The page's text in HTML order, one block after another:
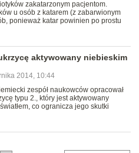
zakatarzonym pacjentom.
u osób z katarem (z zabarwionym
ponieważ katar powinien po prostu
aktywowany niebieskim
2014, 10:44
zespół naukowców opracował
typu 2., który jest aktywowany
co ogranicza jego skutki